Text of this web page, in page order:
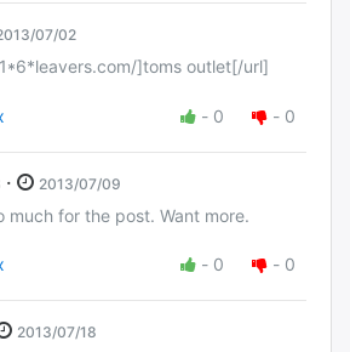
07/02
]toms outlet[/url]
- 0 - 0
moldavian news · 2013/07/09
much for the post. Want more.
- 0 - 0
2013/07/18